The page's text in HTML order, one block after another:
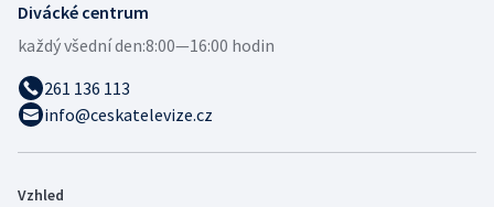
Divácké centrum
každý všední den:8:00—16:00 hodin
261 136 113
info@ceskatelevize.cz
Vzhled